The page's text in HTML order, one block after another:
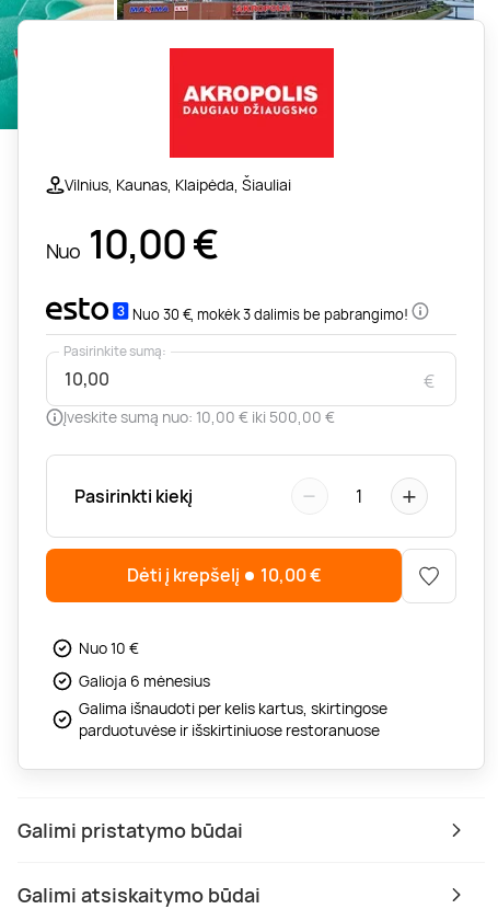
Vilnius, Kaunas, Klaipėda, Šiauliai
Nuo 10,00€
Nuo 30 €, mokėk 3 dalimis be pabrangimo!
€
Pasirinkite sumą:
Įveskite sumą nuo: 10,00 € iki 500,00 €
Pasirinkti kiekį − 1 +
Dėti į krepšelį 10,00€
Nuo 10 €
Galioja 6 mėnesius
Galima išnaudoti per kelis kartus, skirtingose
parduotuvėse ir išskirtiniuose restoranuose
Galimi pristatymo būdai
Galimi atsiskaitymo būdai